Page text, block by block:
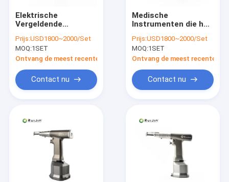
Elektrische
Vergeldende
Zaag van orthopedie
de Chirurgische
Instrumenten
Prijs:USD1800~2000/Set
MOQ:1SET
Ontvang de meest recente Prijs
Contact nu
Medische
Instrumenten die het
Roestvrije staal van
de Zaagboor
vergelden
Prijs:USD1800~2000/Set
MOQ:1SET
Ontvang de meest recente
Contact nu